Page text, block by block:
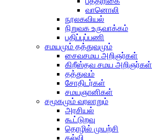
வானொலி
நூலகவியல்
நிறுவக உருவாக்கம்
பதிப்புப்பணி
சமயமும் தத்துவமும்
சைவசமய அறிஞர்கள்
கிறீஸ்தவ சமய அறிஞர்கள்
தத்துவம்
சோதிடர்கள்
சமயஞானிகள்
சமூகமும் வரலாறும்
அரசியல்
கூட்டுறவு
தொழில் முயற்சி
கல்வி